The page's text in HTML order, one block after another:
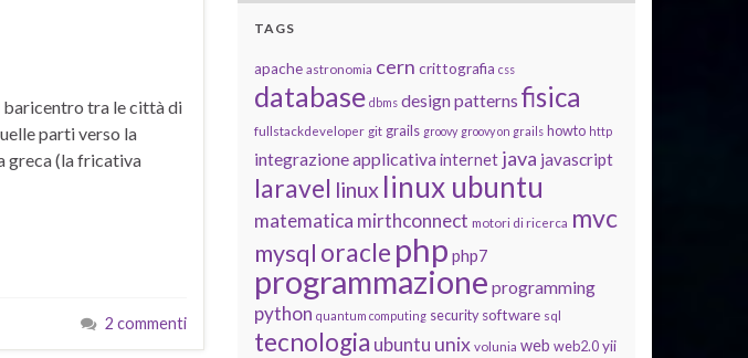
baricentro tra le città di
parti verso la
greca (la fricativa
2 commenti
TAGS
apache astronomia cern crittografia css
database dbms design patterns fisica
fullstackdeveloper git grails groovy groovy on grails howto http
integrazione applicativainternet java javascript
laravel linux linux ubuntu
matematica mirthconnect motori di ricerca mvc
mysql oracle php php7
programmazione programming
python quantum computing security software sql
tecnologia ubuntu unix volunia web web2.0 yii